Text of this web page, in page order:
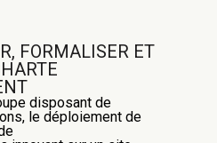
FORMALISER ET
disposant de
le déploiement de